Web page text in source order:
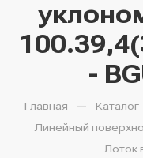
-
Главная — Каталог
Линейный
Лоток